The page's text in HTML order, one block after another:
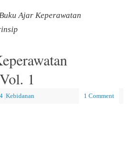
Ajar Keperawatan
1
|Kebidanan 1 Comment